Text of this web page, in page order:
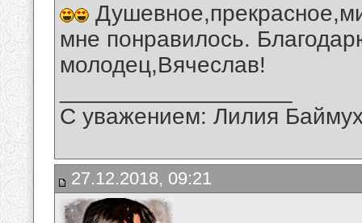
мне понравилось.
молодец,Вячеслав!
С уважением: Лилия
27.12.2018, 09:21